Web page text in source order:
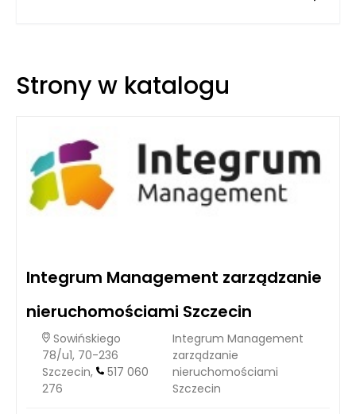
Strony w katalogu
Integrum Management zarządzanie
nieruchomościami Szczecin
Sowińskiego
78/u1, 70-236
Szczecin,
517 060
276
Integrum Management
zarządzanie
nieruchomościami
Szczecin